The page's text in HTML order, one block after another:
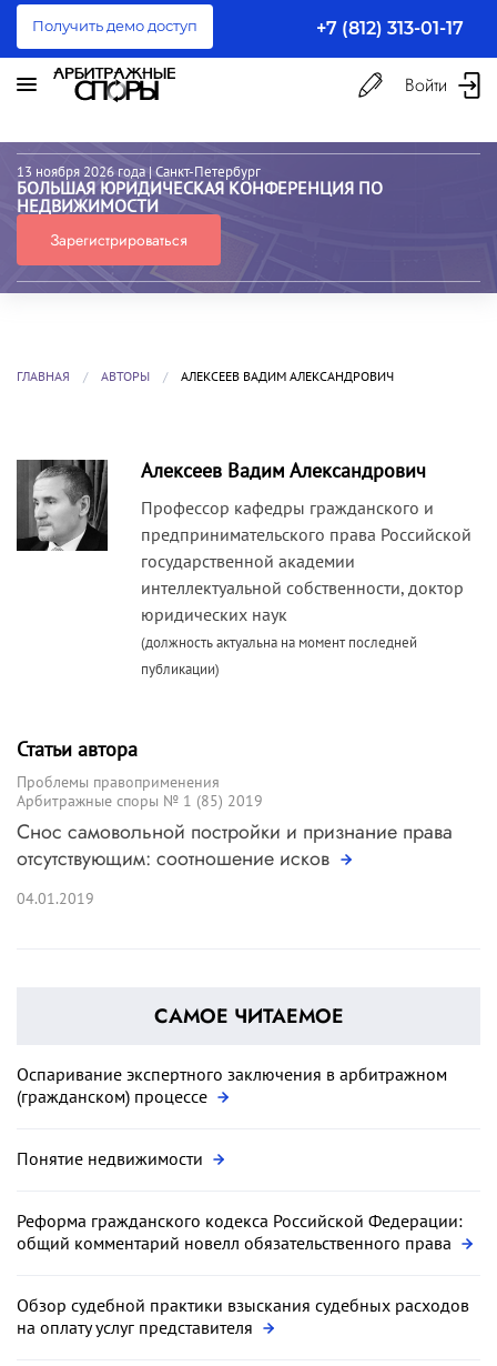
Получить демо доступ +7 (812) 313-01-17
Войти
13 ноября 2026 года | Санкт-Петербург
БОЛЬШАЯ ЮРИДИЧЕСКАЯ КОНФЕРЕНЦИЯ ПО
НЕДВИЖИМОСТИ
Зарегистрироваться
ГЛАВНАЯ АВТОРЫ АЛЕКСЕЕВ ВАДИМ АЛЕКСАНДРОВИЧ
Алексеев Вадим Александрович
Профессор кафедры гражданского и
предпринимательского права Российской
государственной академии
интеллектуальной собственности, доктор
юридических наук
(должность актуальна на момент последней
публикации)
Статьи автора
Проблемы правоприменения
Арбитражные споры № 1 (85) 2019
Снос самовольной постройки и признание права
отсутствующим: соотношение исков
04.01.2019
САМОЕ ЧИТАЕМОЕ
Оспаривание экспертного заключения в арбитражном
(гражданском) процессе
Понятие недвижимости
Реформа гражданского кодекса Российской Федерации:
общий комментарий новелл обязательственного права
Обзор судебной практики взыскания судебных расходов
на оплату услуг представителя